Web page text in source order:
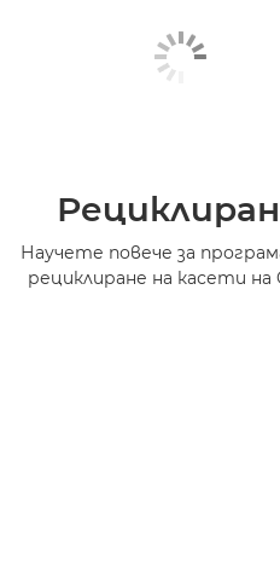
Научете повече за
рециклиране на касети на